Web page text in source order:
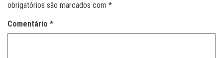
obrigatórios são marcados com *
Comentário *